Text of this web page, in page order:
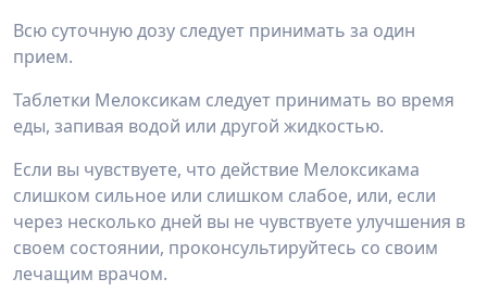
Всю суточную дозу следует принимать за один
прием.
Таблетки Мелоксикам следует принимать во время
еды, запивая водой или другой жидкостью.
Если вы чувствуете, что действие Мелоксикама
слишком сильное или слишком слабое, или, если
через несколько дней вы не чувствуете улучшения в
своем состоянии, проконсультируйтесь со своим
лечащим врачом.